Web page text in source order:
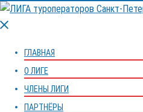
Закрыть
ГЛАВНАЯ
О ЛИГЕ
ЧЛЕНЫ ЛИГИ
ПАРТНЁРЫ